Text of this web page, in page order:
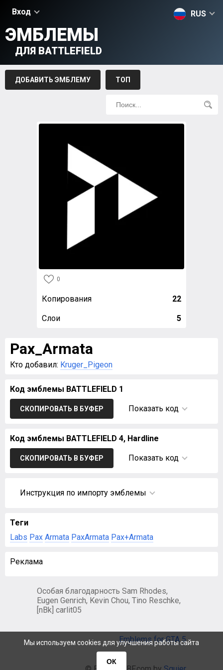
Мы используем cookies для улучшения работы сайта
ОК
Вход RUS
ЭМБЛЕМЫ
ДЛЯ BATTLEFIELD
ДОБАВИТЬ ЭМБЛЕМУ ТОП
0
Копирования 22
Слои 5
Pax_Armata
Кто добавил: Kruger_Pigeon
Код эмблемы BATTLEFIELD 1
СКОПИРОВАТЬ В БУФЕР Показать код
Код эмблемы BATTLEFIELD 4, Hardline
СКОПИРОВАТЬ В БУФЕР Показать код
Инструкция по импорту эмблемы
Теги
Labs Pax Armata PaxArmata Pax+Armata
Реклама
Особая благодарность Sam Rhodes,
Eugen Genrich, Kevin Chou, Tino Reschke,
[nBk] carlit05
Emblems for GTA 5